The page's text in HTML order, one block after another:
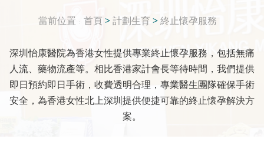
當前位置 首頁 >計劃生育>終止懷孕服務
深圳怡康醫院為香港女性提供專業終止懷孕服務，包括無痛
人流、藥物流產等。相比香港家計會長等待時間，我們提供
即日預約即日手術，收費透明合理，專業醫生團隊確保手術
安全，為香港女性北上深圳提供便捷可靠的終止懷孕解決方
案。